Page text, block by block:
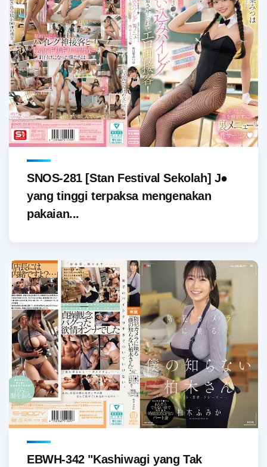
SNOS-281 [Stan Festival Sekolah] J●
yang tinggi terpaksa mengenakan
pakaian...
EBWH-342 "Kashiwagi yang Tak